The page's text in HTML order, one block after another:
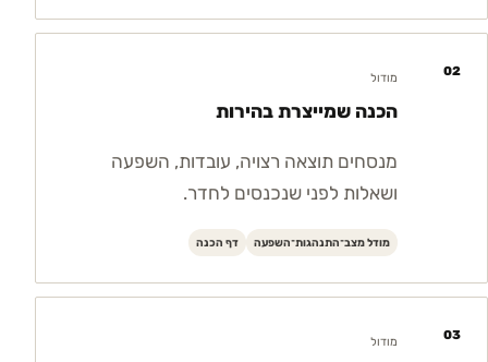
02 מודול
הכנה שמייצרת בהירות
מנסחים תוצאה רצויה, עובדות, השפעה
ושאלות לפני שנכנסים לחדר.
מודל מצב־התנהגות־השפעה דף הכנה
03 מודול